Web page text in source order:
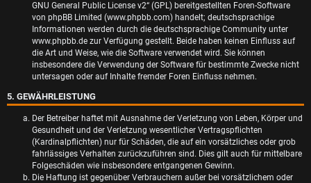
GNU General Public License v2“ (GPL) bereitgestellten Foren-Software
von phpBB Limited (www.phpbb.com) handelt; deutschsprachige
Informationen werden durch die deutschsprachige Community unter
www.phpbb.de zur Verfügung gestellt. Beide haben keinen Einfluss auf
die Art und Weise, wie die Software verwendet wird. Sie können
insbesondere die Verwendung der Software für bestimmte Zwecke nicht
untersagen oder auf Inhalte fremder Foren Einfluss nehmen.
5. GEWÄHRLEISTUNG
Der Betreiber haftet mit Ausnahme der Verletzung von Leben, Körper und
Gesundheit und der Verletzung wesentlicher Vertragspflichten
(Kardinalpflichten) nur für Schäden, die auf ein vorsätzliches oder grob
fahrlässiges Verhalten zurückzuführen sind. Dies gilt auch für mittelbare
Folgeschäden wie insbesondere entgangenen Gewinn.
Die Haftung ist gegenüber Verbrauchern außer bei vorsätzlichem oder